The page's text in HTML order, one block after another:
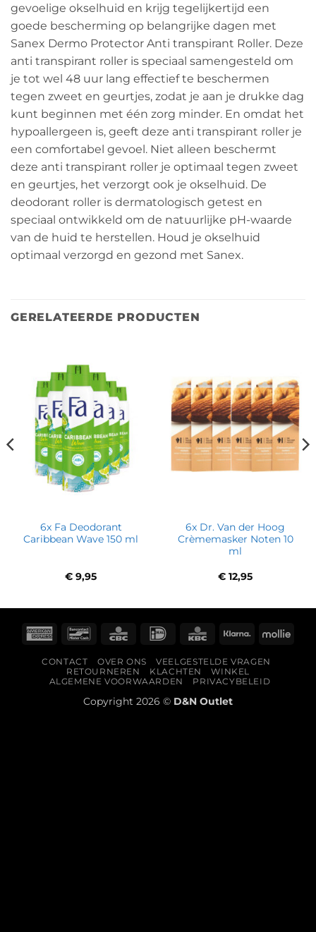
gevoelige okselhuid en krijg tegelijkertijd een
goede bescherming op belangrijke dagen met
Sanex Dermo Protector Anti transpirant Roller. Deze
anti transpirant roller is speciaal samengesteld om
je tot wel 48 uur lang effectief te beschermen
tegen zweet en geurtjes, zodat je aan je drukke dag
kunt beginnen met één zorg minder. En omdat het
hypoallergeen is, geeft deze anti transpirant roller je
een comfortabel gevoel. Niet alleen beschermt
deze anti transpirant roller je optimaal tegen zweet
en geurtjes, het verzorgt ook je okselhuid. De
deodorant roller is dermatologisch getest en
speciaal ontwikkeld om de natuurlijke pH-waarde
van de huid te herstellen. Houd je okselhuid
optimaal verzorgd en gezond met Sanex.
GERELATEERDE PRODUCTEN
6x Fa Deodorant
Caribbean Wave 150 ml
€ 9,95
6x Dr. Van der Hoog
Crèmemasker Noten 10
ml
€ 12,95
American BancontactCBC IDeal KBC Klarna
CONTACT OVER ONS
VEELGESTELDE VRAGEN
RETOURNEREN
KLACHTEN
WINKEL
ALGEMENE VOORWAARDEN
PRIVACYBELEID
Copyright 2026 © D&N Outlet